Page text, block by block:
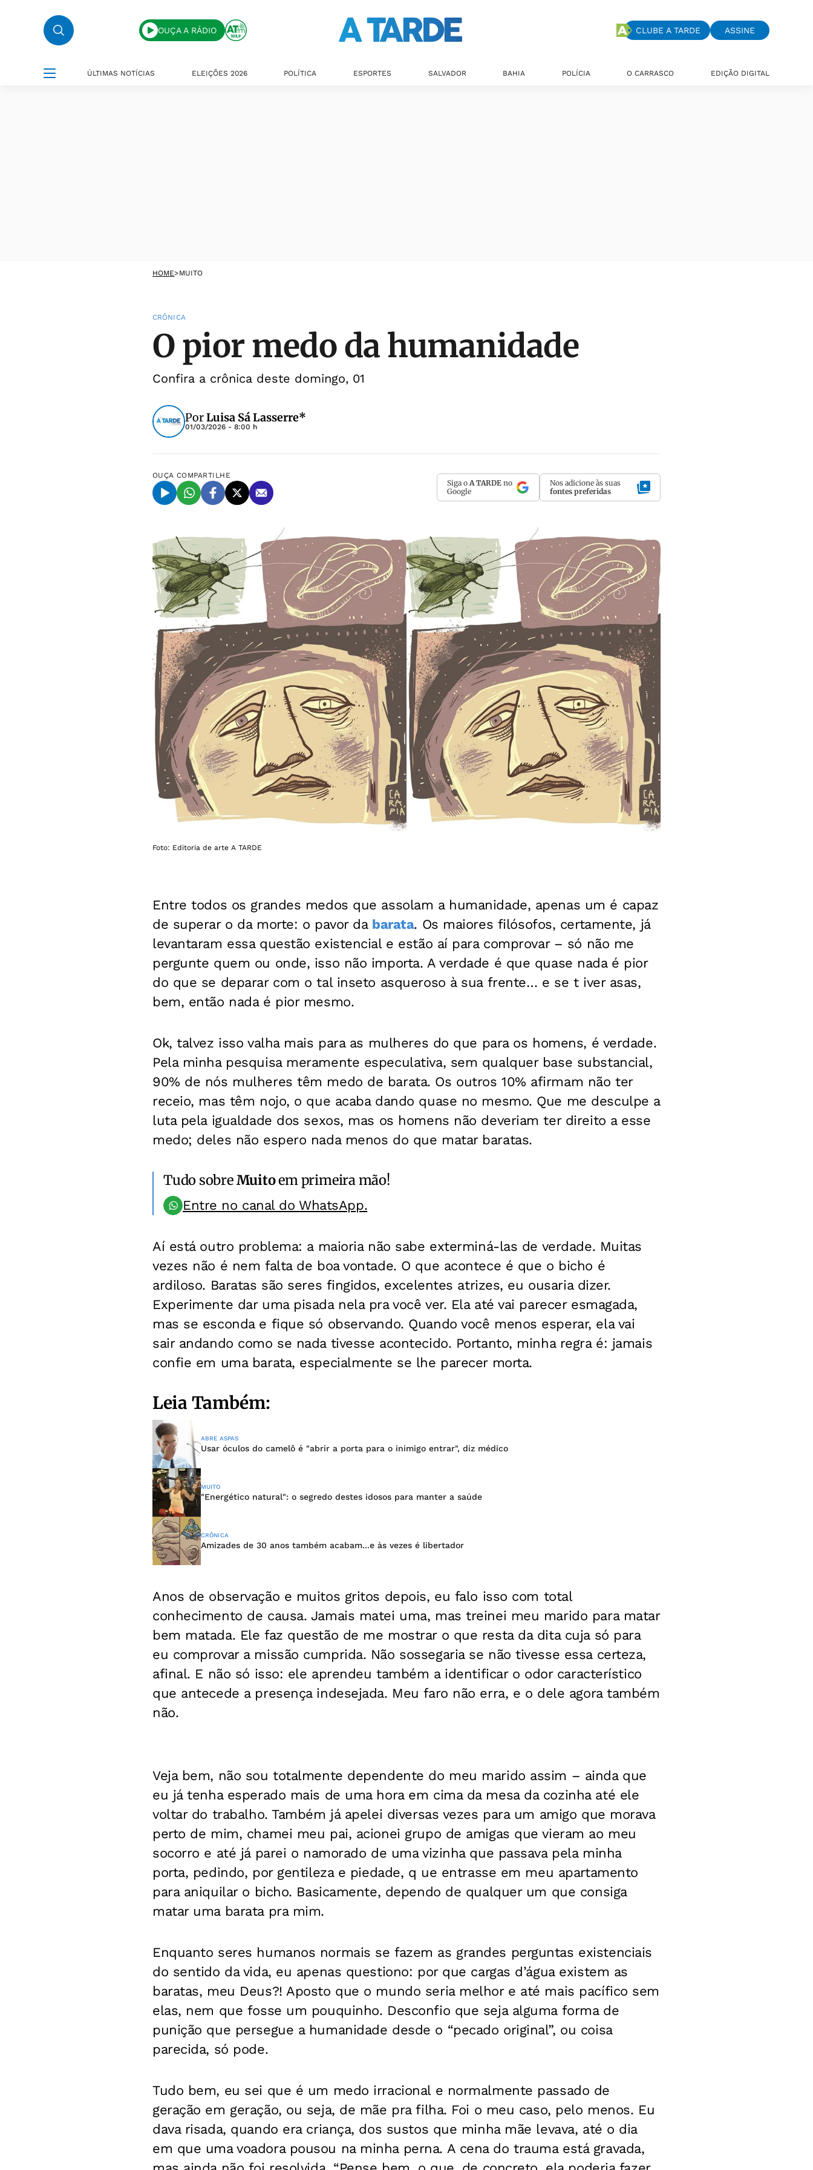
OUÇA A RÁDIO CLUBE A TARDE ASSINE
ÚLTIMAS NOTÍCIAS ELEIÇÕES 2026 POLÍTICA ESPORTES SALVADOR BAHIA POLÍCIA O CARRASCO EDIÇÃO DIGITAL
HOME>MUITO
CRÔNICA
O pior medo da humanidade
Confira a crônica deste domingo, 01
PorLuisa Sá Lasserre*
01/03/2026 - 8:00 h
OUÇA COMPARTILHE
Siga o A TARDE no
Google
Nos adicione às suas
fontes preferidas
Foto: Editoria de arte A TARDE
Entre todos os grandes medos que assolam a humanidade, apenas um é capaz
de superar o da morte: o pavor da barata. Os maiores filósofos, certamente, já
levantaram essa questão existencial e estão aí para comprovar – só não me
pergunte quem ou onde, isso não importa. A verdade é que quase nada é pior
do que se deparar com o tal inseto asqueroso à sua frente… e se t iver asas,
bem, então nada é pior mesmo.
Ok, talvez isso valha mais para as mulheres do que para os homens, é verdade.
Pela minha pesquisa meramente especulativa, sem qualquer base substancial,
90% de nós mulheres têm medo de barata. Os outros 10% afirmam não ter
receio, mas têm nojo, o que acaba dando quase no mesmo. Que me desculpe a
luta pela igualdade dos sexos, mas os homens não deveriam ter direito a esse
medo; deles não espero nada menos do que matar baratas.
Tudo sobreMuitoem primeira mão!
Entre no canal do WhatsApp.
Aí está outro problema: a maioria não sabe exterminá-las de verdade. Muitas
vezes não é nem falta de boa vontade. O que acontece é que o bicho é
ardiloso. Baratas são seres fingidos, excelentes atrizes, eu ousaria dizer.
Experimente dar uma pisada nela pra você ver. Ela até vai parecer esmagada,
mas se esconda e fique só observando. Quando você menos esperar, ela vai
sair andando como se nada tivesse acontecido. Portanto, minha regra é: jamais
confie em uma barata, especialmente se lhe parecer morta.
Leia Também:
ABRE ASPAS
Usar óculos do camelô é "abrir a porta para o inimigo entrar", diz médico
MUITO
"Energético natural": o segredo destes idosos para manter a saúde
CRÔNICA
Amizades de 30 anos também acabam...e às vezes é libertador
Anos de observação e muitos gritos depois, eu falo isso com total
conhecimento de causa. Jamais matei uma, mas treinei meu marido para matar
bem matada. Ele faz questão de me mostrar o que resta da dita cuja só para
eu comprovar a missão cumprida. Não sossegaria se não tivesse essa certeza,
afinal. E não só isso: ele aprendeu também a identificar o odor característico
que antecede a presença indesejada. Meu faro não erra, e o dele agora também
não.
Veja bem, não sou totalmente dependente do meu marido assim – ainda que
eu já tenha esperado mais de uma hora em cima da mesa da cozinha até ele
voltar do trabalho. Também já apelei diversas vezes para um amigo que morava
perto de mim, chamei meu pai, acionei grupo de amigas que vieram ao meu
socorro e até já parei o namorado de uma vizinha que passava pela minha
porta, pedindo, por gentileza e piedade, q ue entrasse em meu apartamento
para aniquilar o bicho. Basicamente, dependo de qualquer um que consiga
matar uma barata pra mim.
Enquanto seres humanos normais se fazem as grandes perguntas existenciais
do sentido da vida, eu apenas questiono: por que cargas d’água existem as
baratas, meu Deus?! Aposto que o mundo seria melhor e até mais pacífico sem
elas, nem que fosse um pouquinho. Desconfio que seja alguma forma de
punição que persegue a humanidade desde o “pecado original”, ou coisa
parecida, só pode.
Tudo bem, eu sei que é um medo irracional e normalmente passado de
geração em geração, ou seja, de mãe pra filha. Foi o meu caso, pelo menos. Eu
dava risada, quando era criança, dos sustos que minha mãe levava, até o dia
em que uma voadora pousou na minha perna. A cena do trauma está gravada,